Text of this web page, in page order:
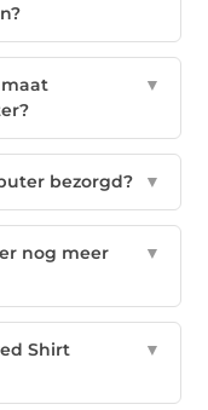
▼
bezorgd? ▼
nog meer
▼
Shirt
▼